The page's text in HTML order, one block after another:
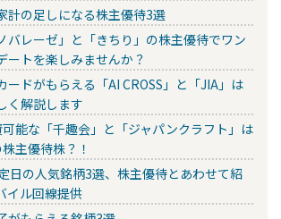
計の足しになる株主優待3選
バレーゼ」と「きちり」の株主優待でワン
ートを楽しみませんか？
ードがもらえる「AI CROSS」と「JIA」は
く解説します
能な「千趣会」と「ジャパンクラフト」は
主優待株？！
日の人気銘柄3選、株主優待とあわせて紹
イル回線提供